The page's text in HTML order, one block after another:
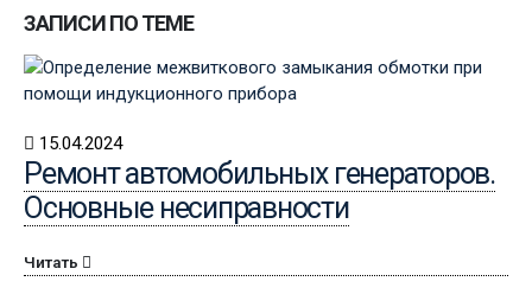
ЗАПИСИ ПО ТЕМЕ
15.04.2024
Ремонт автомобильных генераторов.
Основные несиправности
Читать